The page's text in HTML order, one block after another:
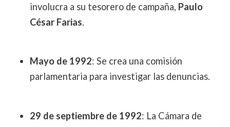
involucra a su tesorero de campaña, Paulo
César Farias.
Mayo de 1992: Se crea una comisión
parlamentaria para investigar las denuncias.
29 de septiembre de 1992: La Cámara de